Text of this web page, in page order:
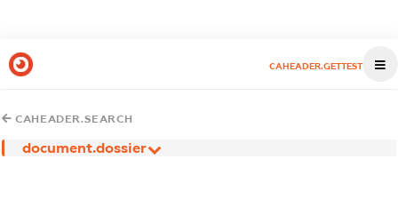
CAHEADER.GETTEST
CAHEADER.SEARCH
document.dossier